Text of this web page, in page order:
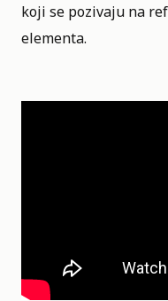
koji se pozivaju na
elementa.